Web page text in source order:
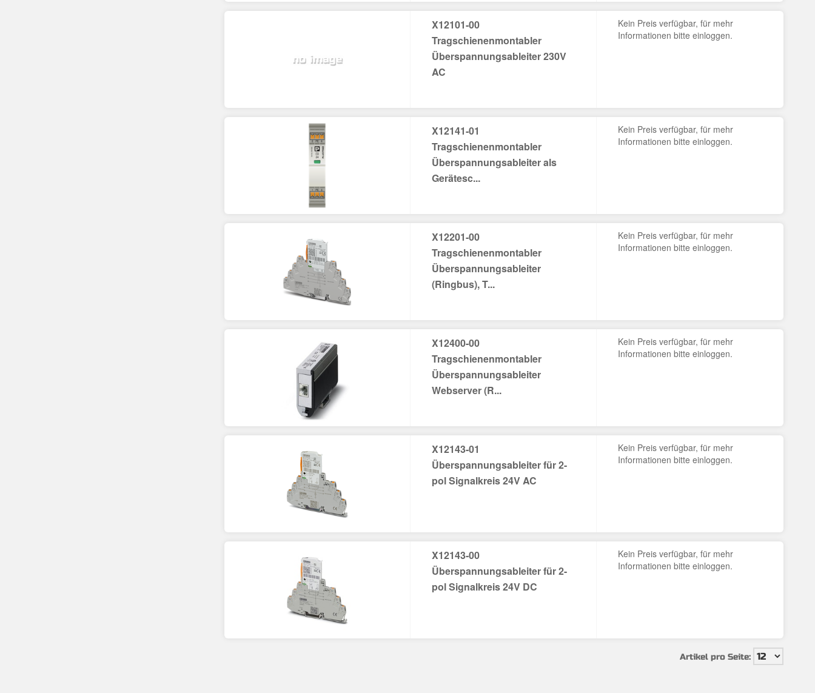
X12101-00
Tragschienenmontabler
Überspannungsableiter 230V
AC
Kein Preis verfügbar, für mehr
Informationen bitte einloggen.
X12141-01
Tragschienenmontabler
Überspannungsableiter als
Gerätesc...
Kein Preis verfügbar, für mehr
Informationen bitte einloggen.
X12201-00
Tragschienenmontabler
Überspannungsableiter
(Ringbus), T...
Kein Preis verfügbar, für mehr
Informationen bitte einloggen.
X12400-00
Tragschienenmontabler
Überspannungsableiter
Webserver (R...
Kein Preis verfügbar, für mehr
Informationen bitte einloggen.
X12143-01
Überspannungsableiter für 2-
pol Signalkreis 24V AC
Kein Preis verfügbar, für mehr
Informationen bitte einloggen.
X12143-00
Überspannungsableiter für 2-
pol Signalkreis 24V DC
Kein Preis verfügbar, für mehr
Informationen bitte einloggen.
Artikel pro Seite: